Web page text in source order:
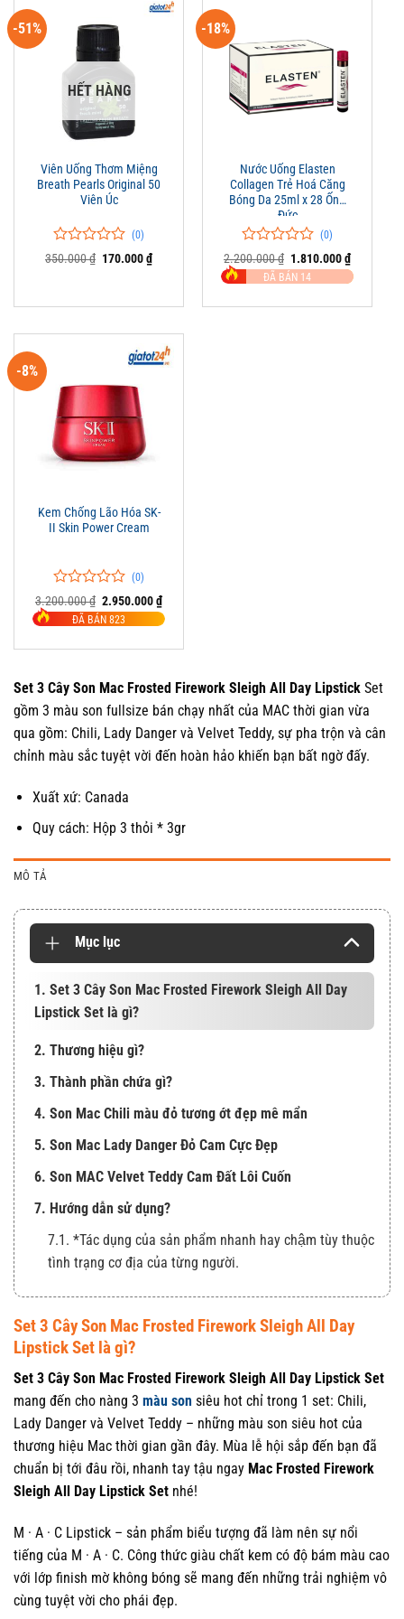
-51%
HẾT HÀNG
Viên Uống Thơm Miệng
Breath Pearls Original 50
Viên Úc
0
0
(0)
350.000₫ Giá
170.000₫Giá
hiện
170.000 ₫.
-18%
Nước Uống Elasten
Collagen Trẻ Hoá Căng
Bóng Da 25ml x 28 Ống
Đức
0
trên
5
0
(0)
2.200.000₫ Giá
gốc
là:
1.810.000₫Giá
hiện
tại
1.810.000
ĐÃ BÁN 14
-8%
Kem Chống Lão Hóa SK-
II Skin Power Cream
0
trên
5
0
(0)
3.200.000₫ Giá
gốc
là:
2.950.000₫Giá
hiện
tại
2.950.000 ₫.
ĐÃ BÁN 823
Set 3 Cây Son Mac Frosted Firework Sleigh All Day Lipstick Set
gồm 3 màu son fullsize bán chạy nhất của MAC thời gian vừa
qua gồm: Chili, Lady Danger và Velvet Teddy, sự pha trộn và cân
chỉnh màu sắc tuyệt vời đến hoàn hảo khiến bạn bất ngờ đấy.
Xuất xứ: Canada
Quy cách: Hộp 3 thỏi * 3gr
MÔ TẢ
Mục lục
1. Set 3 Cây Son Mac Frosted Firework Sleigh All Day
Lipstick Set là gì?
2. Thương hiệu gì?
3. Thành phần chứa gì?
4. Son Mac Chili màu đỏ tương ớt đẹp mê mẩn
5. Son Mac Lady Danger Đỏ Cam Cực Đẹp
6. Son MAC Velvet Teddy Cam Đất Lôi Cuốn
7. Hướng dẫn sử dụng?
7.1. *Tác dụng của sản phẩm nhanh hay chậm tùy thuộc
tình trạng cơ địa của từng người.
Set 3 Cây Son Mac Frosted Firework Sleigh All Day
Lipstick Set là gì?
Set 3 Cây Son Mac Frosted Firework Sleigh All Day Lipstick Set
mang đến cho nàng 3 màu son siêu hot chỉ trong 1 set: Chili,
Lady Danger và Velvet Teddy – những màu son siêu hot của
thương hiệu Mac thời gian gần đây. Mùa lễ hội sắp đến bạn đã
chuẩn bị tới đâu rồi, nhanh tay tậu ngay Mac Frosted Firework
Sleigh All Day Lipstick Set nhé!
M · A · C Lipstick – sản phẩm biểu tượng đã làm nên sự nổi
tiếng của M · A · C. Công thức giàu chất kem có độ bám màu cao
với lớp finish mờ không bóng sẽ mang đến những trải nghiệm vô
cùng tuyệt vời cho phái đẹp.